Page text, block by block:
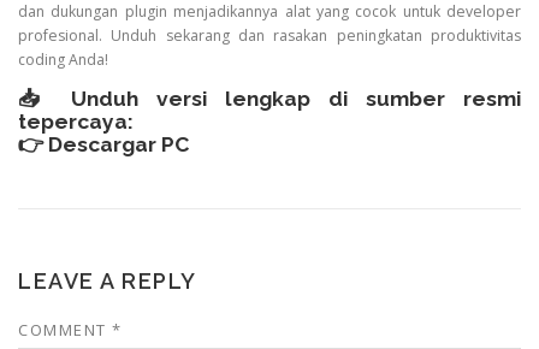
dan dukungan plugin menjadikannya alat yang cocok untuk developer
profesional. Unduh sekarang dan rasakan peningkatan produktivitas
coding Anda!
📥 Unduh versi lengkap di sumber resmi
tepercaya:
👉 Descargar PC
LEAVE A REPLY
COMMENT *